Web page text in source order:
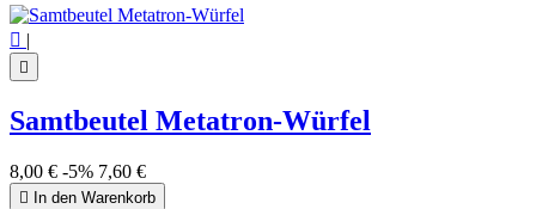
 |

Samtbeutel Metatron-Würfel
8,00 € -5% 7,60 €
 In den Warenkorb